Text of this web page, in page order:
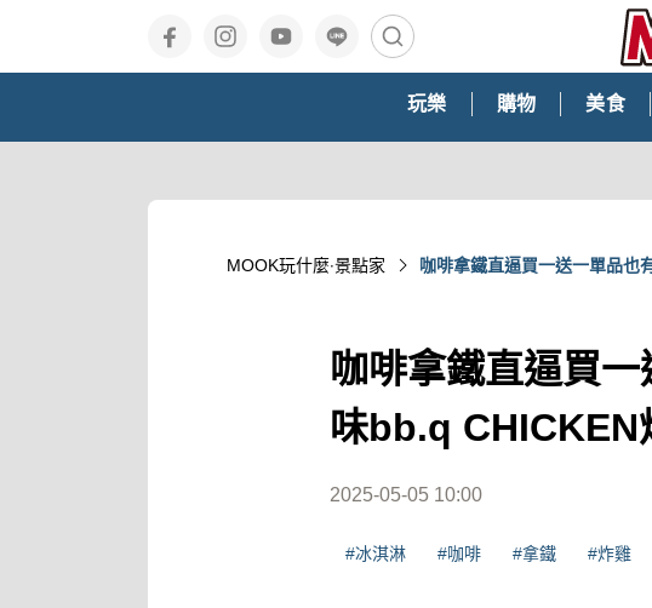
玩樂 購物 美食
MOOK玩什麼‧景點家 咖啡拿鐵直逼買一送一單品也
咖啡拿鐵直逼買
味bb.q CHICKEN
2025-05-05 10:00
#冰淇淋 #咖啡 #拿鐵 #炸雞